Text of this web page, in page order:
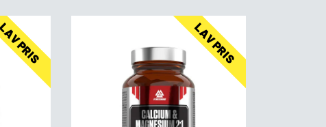
PRIS LAV PRIS